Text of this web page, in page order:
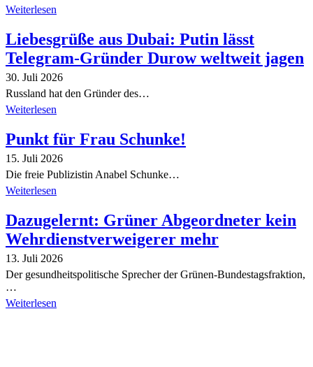
Weiterlesen
Liebesgrüße aus Dubai: Putin lässt
Telegram-Gründer Durow weltweit jagen
30. Juli 2026
Russland hat den Gründer des…
Weiterlesen
Punkt für Frau Schunke!
15. Juli 2026
Die freie Publizistin Anabel Schunke…
Weiterlesen
Dazugelernt: Grüner Abgeordneter kein
Wehrdienstverweigerer mehr
13. Juli 2026
Der gesundheitspolitische Sprecher der Grünen-Bundestagsfraktion,
…
Weiterlesen